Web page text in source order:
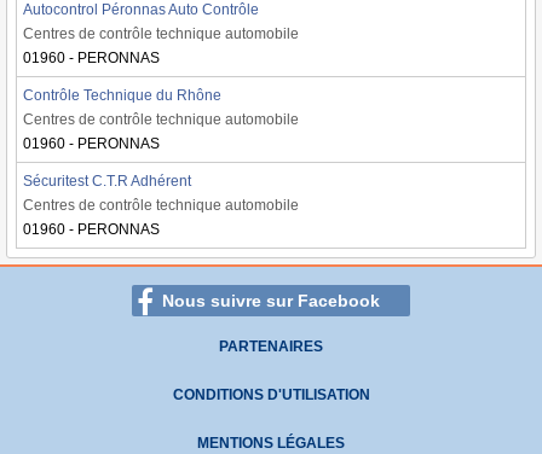
Autocontrol Péronnas Auto Contrôle
Centres de contrôle technique automobile
01960 - PERONNAS
Contrôle Technique du Rhône
Centres de contrôle technique automobile
01960 - PERONNAS
Sécuritest C.T.R Adhérent
Centres de contrôle technique automobile
01960 - PERONNAS
Nous suivre sur Facebook
PARTENAIRES
CONDITIONS D'UTILISATION
MENTIONS LÉGALES